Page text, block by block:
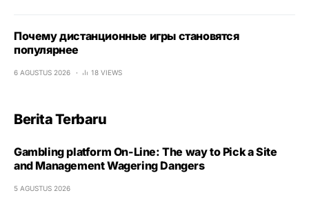
Почему дистанционные игры становятся
популярнее
6 AGUSTUS 2026 18 VIEWS
Berita Terbaru
Gambling platform On-Line: The way to Pick a Site
and Management Wagering Dangers
5 AGUSTUS 2026